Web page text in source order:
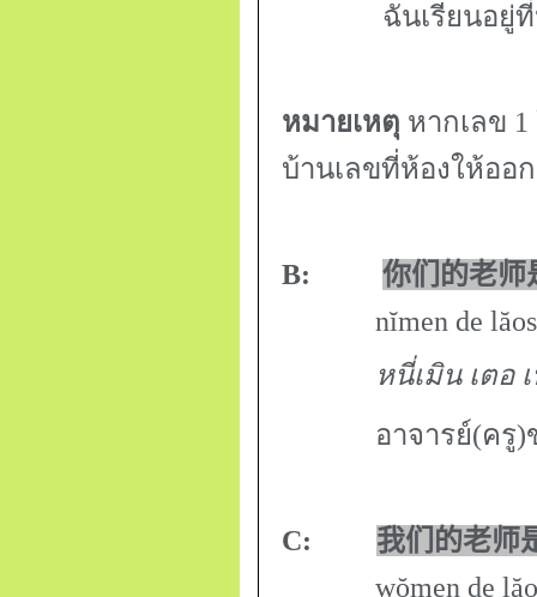
ฉันเรียนอยู่ที่
หมายเหตุ หากเลข
บ้านเลขที่ห้องให้ออก
B:你们的老师
nĭmen de
หนี่เมิน เตอ
อาจารย์(ครู
C: 我们的老师
wŏmen de